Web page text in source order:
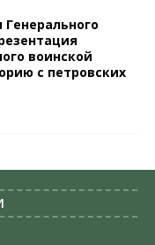
воинской
с петровских